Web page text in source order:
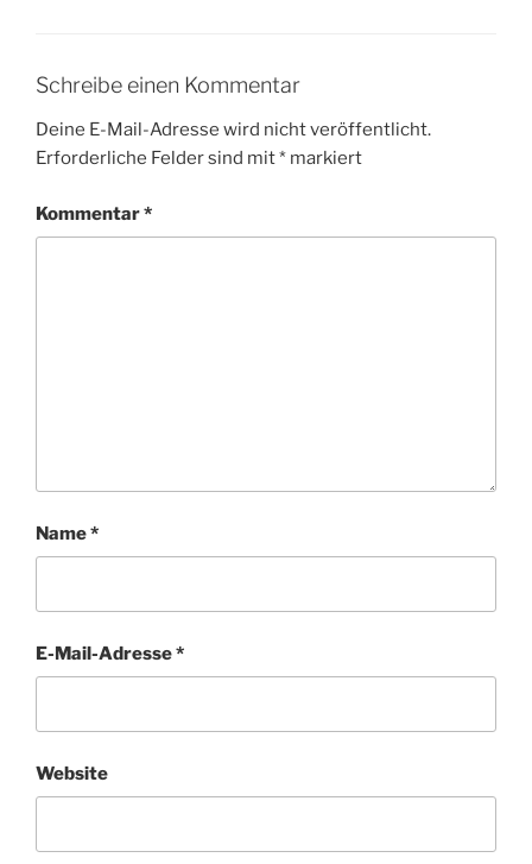
Schreibe einen Kommentar
Deine E-Mail-Adresse wird nicht veröffentlicht.
Erforderliche Felder sind mit* markiert
Kommentar*
Name*
E-Mail-Adresse*
Website